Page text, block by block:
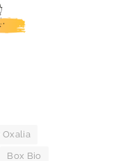
Oxalia
Box Bio